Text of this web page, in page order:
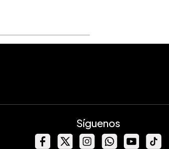
Síguenos